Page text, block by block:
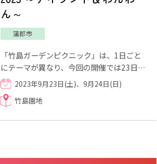
ん～
蒲郡市
「竹島ガーデンピクニック」は、1日ごと
にテーマが異なり、今回の開催では23日
(土)のテーマが "南国" の「アイランド」、
24日(日)はわんちゃんが主...
2023年9月23日(土)、9月24日(日)
竹島園地